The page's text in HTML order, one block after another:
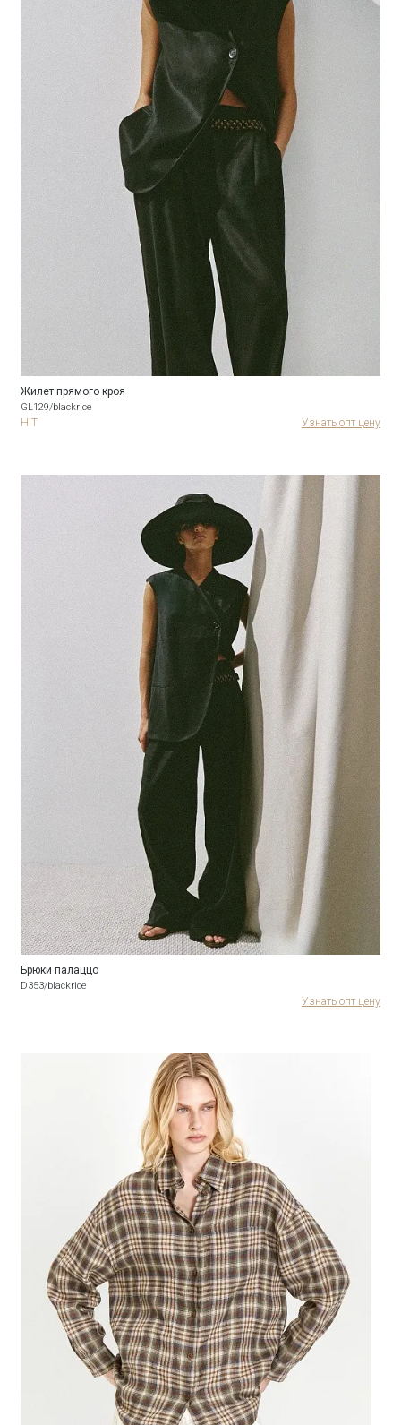
Жилет прямого кроя
GL129/blackrice
HIT Узнать опт цену
Брюки палаццо
D353/blackrice
Узнать опт цену